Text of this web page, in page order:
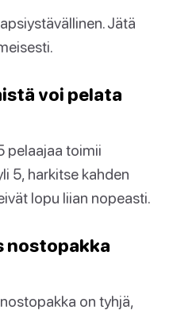
Jätä
voi pelata
pelaajaa toimii
5, harkitse kahden
lopu liian nopeasti.
nostopakka
on tyhjä,